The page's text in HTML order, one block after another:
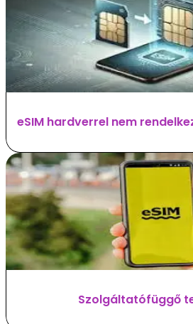
eSIM hardverrel nem
Szolgáltatófüggő